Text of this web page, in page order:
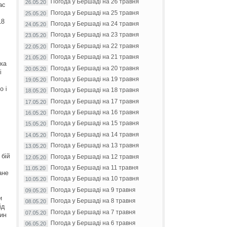
і
26.05.20 Погода у Бершаді на 26 травня
25.05.20 Погода у Бершаді на 25 травня
24.05.20 Погода у Бершаді на 24 травня
23.05.20 Погода у Бершаді на 23 травня
22.05.20 Погода у Бершаді на 22 травня
21.05.20 Погода у Бершаді на 21 травня
20.05.20 Погода у Бершаді на 20 травня
19.05.20 Погода у Бершаді на 19 травня
18.05.20 Погода у Бершаді на 18 травня
17.05.20 Погода у Бершаді на 17 травня
16.05.20 Погода у Бершаді на 16 травня
15.05.20 Погода у Бершаді на 15 травня
14.05.20 Погода у Бершаді на 14 травня
13.05.20 Погода у Бершаді на 13 травня
12.05.20 Погода у Бершаді на 12 травня
11.05.20 Погода у Бершаді на 11 травня
10.05.20 Погода у Бершаді на 10 травня
09.05.20 Погода у Бершаді на 9 травня
08.05.20 Погода у Бершаді на 8 травня
07.05.20 Погода у Бершаді на 7 травня
06.05.20 Погода у Бершаді на 6 травня